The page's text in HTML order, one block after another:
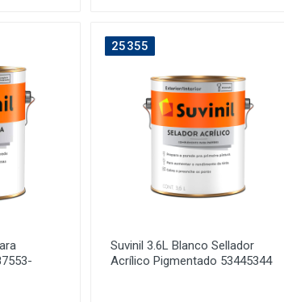
25355
Suvinil 3.6L Blanco Sellador
Acrílico Pigmentado 53445344